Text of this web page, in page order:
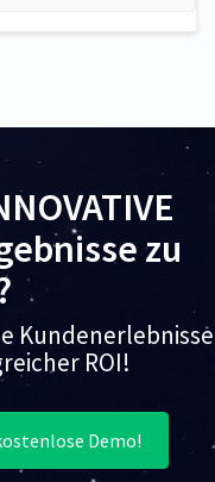
zu
Kundenerlebnisse
ROI!
Demo!